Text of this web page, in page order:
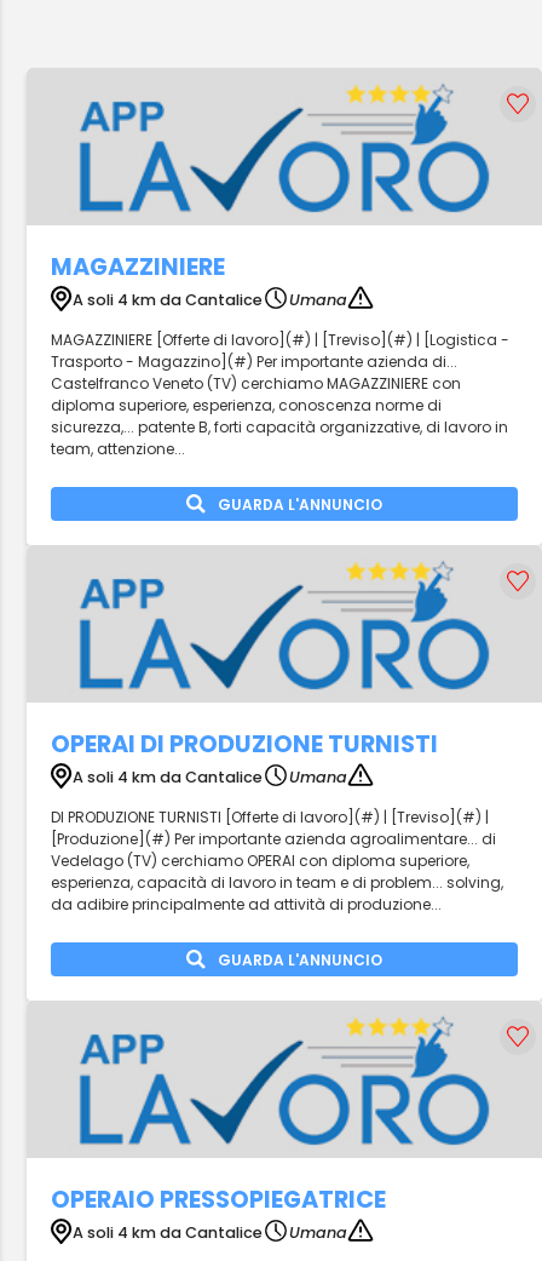
MAGAZZINIERE
A soli 4 km da Cantalice
Umana
MAGAZZINIERE [Offerte di lavoro](#) | [Treviso](#) | [Logistica -
Trasporto - Magazzino](#) Per importante azienda di...
Castelfranco Veneto (TV) cerchiamo MAGAZZINIERE con
diploma superiore, esperienza, conoscenza norme di
sicurezza,... patente B, forti capacità organizzative, di lavoro in
team, attenzione...
GUARDA L'ANNUNCIO
OPERAI DI PRODUZIONE TURNISTI
A soli 4 km da Cantalice
Umana
DI PRODUZIONE TURNISTI [Offerte di lavoro](#) | [Treviso](#) |
[Produzione](#) Per importante azienda agroalimentare... di
Vedelago (TV) cerchiamo OPERAI con diploma superiore,
esperienza, capacità di lavoro in team e di problem... solving,
da adibire principalmente ad attività di produzione...
GUARDA L'ANNUNCIO
OPERAIO PRESSOPIEGATRICE
A soli 4 km da Cantalice
Umana